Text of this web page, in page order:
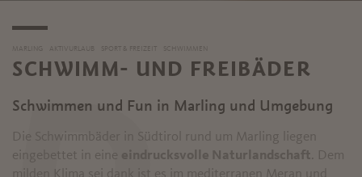
MARLING AKTIVURLAUB SPORT & FREIZEIT SCHWIMMEN
SCHWIMM- UND FREIBÄDER
Schwimmen und Fun in Marling und Umgebung
Die Schwimmbäder in Südtirol rund um Marling liegen
eingebettet in eine
eindrucksvolle Naturlandschaft . Dem
milden Klima sei dank ist es im mediterranen Meran und